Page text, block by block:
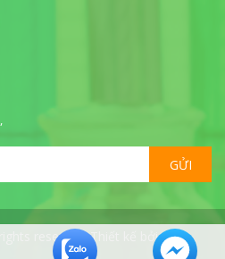
GỬI
reserved. Thiết kế bởi